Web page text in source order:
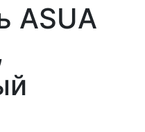
ASUA